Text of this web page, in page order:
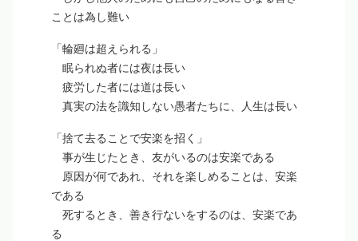
ことは為し難い
「輪廻は超えられる」
眠られぬ者には夜は長い
疲労した者には道は長い
真実の法を識知しない愚者たちに、人生は長い
「捨て去ることで安楽を招く」
事が生じたとき、友がいるのは安楽である
原因が何であれ、それを楽しめることは、安楽
である
死するとき、善き行ないをするのは、安楽であ
る